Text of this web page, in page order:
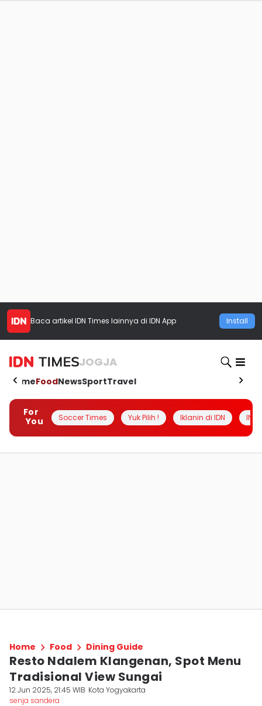
Baca artikel IDN Times lainnya di IDN App Install
JOGJA
HomeFoodNewsSportTravel
For
You
Soccer Times Yuk Pilih ! Iklanin di IDN
Home Food Dining Guide
Resto Ndalem Klangenan, Spot Menu
Tradisional View Sungai
12 Jun 2025, 21:45 WIB Kota Yogyakarta
senja sandera